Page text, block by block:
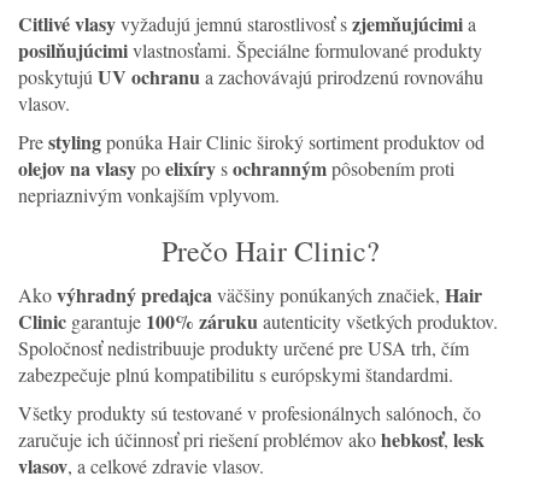
Citlivé vlasyvyžadujú jemnú starostlivosť szjemňujúcimia
posilňujúcimivlastnosťami. Špeciálne formulované produkty
poskytujú UV ochranua zachovávajú prirodzenú rovnováhu
vlasov.
Prestylingponúka Hair Clinic široký sortiment produktov od
olejov na vlasypoelixírysochrannýmpôsobením proti
nepriaznivým vonkajším vplyvom.
Prečo Hair Clinic?
Akovýhradný predajcaväčšiny ponúkaných značiek, Hair
Clinic garantuje 100% zárukuautenticity všetkých produktov.
Spoločnosť nedistribuuje produkty určené pre USA trh, čím
zabezpečuje plnú kompatibilitu s európskymi štandardmi.
Všetky produkty sú testované v profesionálnych salónoch, čo
zaručuje ich účinnosť pri riešení problémov akohebkosť, lesk
vlasov, a celkové zdravie vlasov.